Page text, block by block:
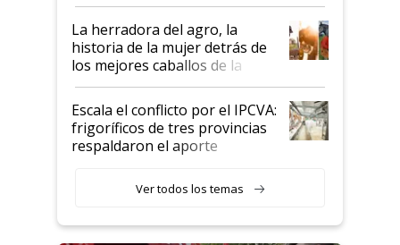
establecimientos en Argentina
La herradora del agro, la
historia de la mujer detrás de
los mejores caballos de la
Argentina y los mitos que
todavía hacen sufrir a estos
animales: "Mientras me
descalificaban, yo seguí
haciendo currículum"
Escala el conflicto por el IPCVA:
frigoríficos de tres provincias
respaldaron el aporte
Ver todos los temas